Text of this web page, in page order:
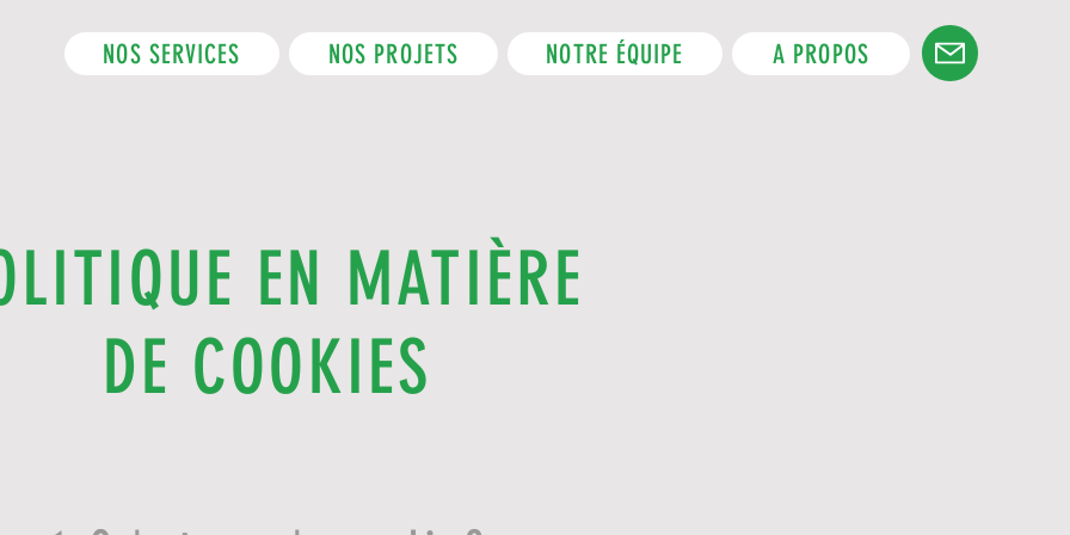
NOS SERVICES NOS PROJETS NOTRE ÉQUIPE A PROPOS
EN MATIÈRE
DE COOKIES